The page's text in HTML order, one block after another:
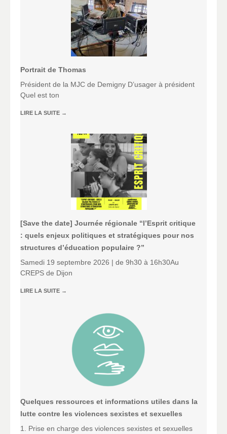
Portrait de Thomas
Président de la MJC de Demigny D’usager à président
Quel est ton
LIRE LA SUITE →
[Save the date] Journée régionale “l’Esprit critique
: quels enjeux politiques et stratégiques pour nos
structures d’éducation populaire ?”
Samedi 19 septembre 2026 | de 9h30 à 16h30Au
CREPS de Dijon
LIRE LA SUITE →
Quelques ressources et informations utiles dans la
lutte contre les violences sexistes et sexuelles
1. Prise en charge des violences sexistes et sexuelles